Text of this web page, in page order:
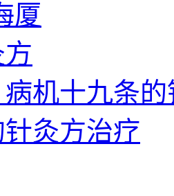
厦
病机十九条
灸方治疗